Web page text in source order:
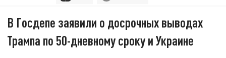
В Госдепе заявили о досрочных выводах
Трампа по 50-дневному сроку и Украине